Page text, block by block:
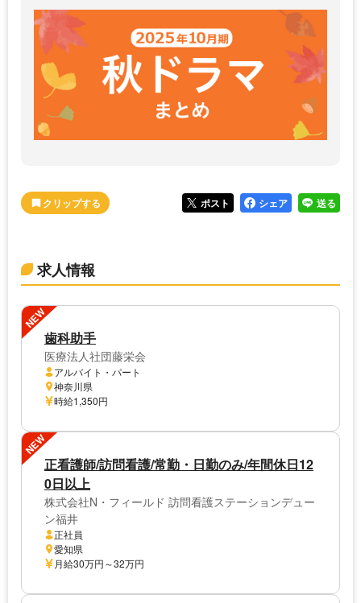
ポスト シェア 送る
求人情報
NEW
歯科助手
医療法人社団藤栄会
アルバイト・パート
神奈川県
時給1,350円
NEW
正看護師/訪問看護/常勤・日勤のみ/年間休日12
0日以上
株式会社N・フィールド 訪問看護ステーションデュー
ン福井
正社員
愛知県
月給30万円～32万円